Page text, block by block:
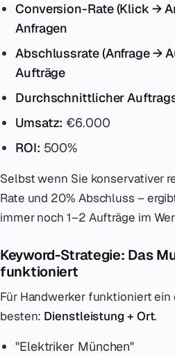
Conversion-Rate (Klick →
Anfragen
Abschlussrate (Anfrage →
Aufträge
Durchschnittlicher
Umsatz: €6.000
ROI: 500%
Selbst wenn Sie konservativer
Rate und 20% Abschluss –
immer noch 1–2 Aufträge im
Keyword-Strategie: Das
funktioniert
Für Handwerker funktioniert
besten: Dienstleistung + Ort.
"Elektriker München"